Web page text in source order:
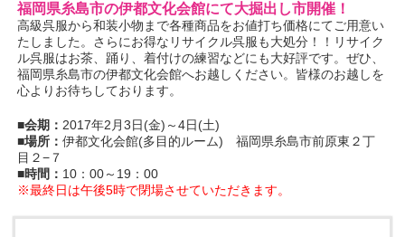
福岡県糸島市の伊都文化会館にて大掘出し市開催！
高級呉服から和装小物まで各種商品をお値打ち価格にてご用意い
たしました。さらにお得なリサイクル呉服も大処分！！リサイク
ル呉服はお茶、踊り、着付けの練習などにも大好評です。ぜひ、
福岡県糸島市の伊都文化会館へお越しください。皆様のお越しを
心よりお待ちしております。
■会期： 2017年2月3日(金)～4日(土)
■場所：伊都文化会館(多目的ルーム) 福岡県糸島市前原東２丁
目２−７
■時間： 10：00～19：00
※最終日は午後5時で閉場させていただきます。